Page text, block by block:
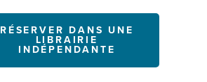
RÉSERVER DANS UNE
LIBRAIRIE
INDÉPENDANTE